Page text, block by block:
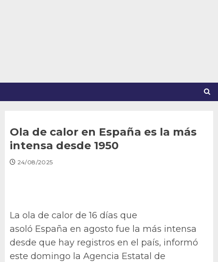
Ola de calor en España es la más
intensa desde 1950
24/08/2025
La ola de calor de 16 días que
asoló España en agosto fue la más intensa
desde que hay registros en el país, informó
este domingo la Agencia Estatal de